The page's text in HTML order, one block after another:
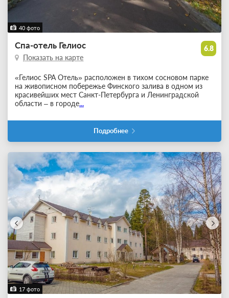
40 фото
6.8
Спа-отель Гелиос
Показать на карте
«Гелиос SPA Отель» расположен в тихом сосновом парке
на живописном побережье Финского залива в одном из
красивейших мест Санкт-Петербурга и Ленинградской
области – в городе...
Подробнее
17 фото